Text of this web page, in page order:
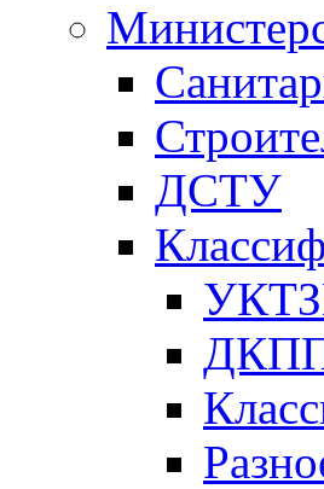
ДСТУ